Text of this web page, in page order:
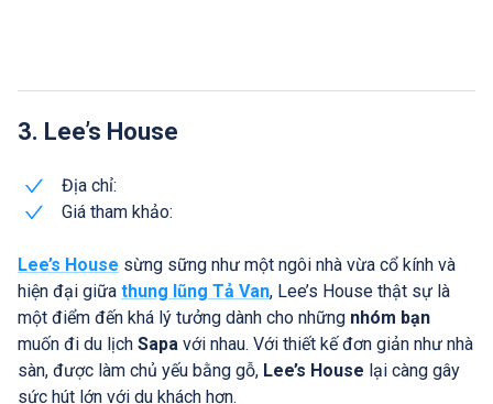
3. Lee’s House
Địa chỉ:
Giá tham khảo:
Lee’s House sừng sững như một ngôi nhà vừa cổ kính và
hiện đại giữa thung lũng Tả Van, Lee’s House thật sự là
một điểm đến khá lý tưởng dành cho những nhóm bạn
muốn đi du lịch Sapa với nhau. Với thiết kế đơn giản như nhà
sàn, được làm chủ yếu bằng gỗ, Lee’s House lại càng gây
sức hút lớn với du khách hơn.